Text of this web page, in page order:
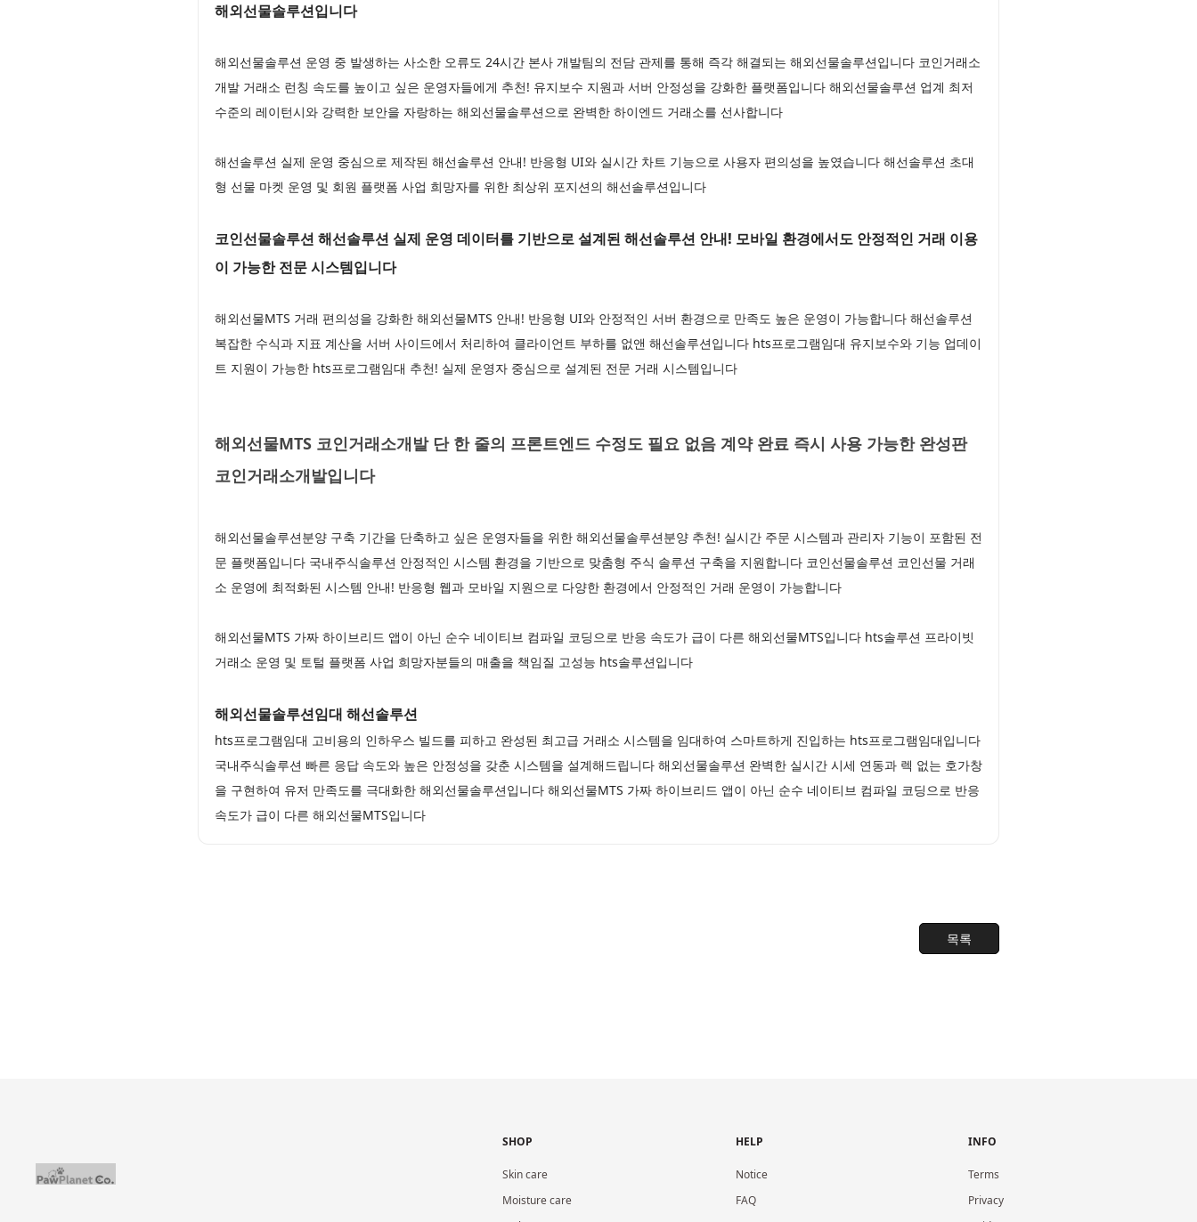
해외선물솔루션입니다
해외선물솔루션 운영 중 발생하는 사소한 오류도 24시간 본사 개발팀의 전담 관제를 통해 즉각 해결되는 해외선물솔루션입니다 코인거래소
개발 거래소 런칭 속도를 높이고 싶은 운영자들에게 추천! 유지보수 지원과 서버 안정성을 강화한 플랫폼입니다 해외선물솔루션 업계 최저
수준의 레이턴시와 강력한 보안을 자랑하는 해외선물솔루션으로 완벽한 하이엔드 거래소를 선사합니다
해선솔루션 실제 운영 중심으로 제작된 해선솔루션 안내! 반응형 UI와 실시간 차트 기능으로 사용자 편의성을 높였습니다 해선솔루션 초대
형 선물 마켓 운영 및 회원 플랫폼 사업 희망자를 위한 최상위 포지션의 해선솔루션입니다
코인선물솔루션 해선솔루션 실제 운영 데이터를 기반으로 설계된 해선솔루션 안내! 모바일 환경에서도 안정적인 거래 이용
이 가능한 전문 시스템입니다
해외선물MTS 거래 편의성을 강화한 해외선물MTS 안내! 반응형 UI와 안정적인 서버 환경으로 만족도 높은 운영이 가능합니다 해선솔루션
복잡한 수식과 지표 계산을 서버 사이드에서 처리하여 클라이언트 부하를 없앤 해선솔루션입니다 hts프로그램임대 유지보수와 기능 업데이
트 지원이 가능한 hts프로그램임대 추천! 실제 운영자 중심으로 설계된 전문 거래 시스템입니다
해외선물MTS 코인거래소개발 단 한 줄의 프론트엔드 수정도 필요 없음 계약 완료 즉시 사용 가능한 완성판
코인거래소개발입니다
해외선물솔루션분양 구축 기간을 단축하고 싶은 운영자들을 위한 해외선물솔루션분양 추천! 실시간 주문 시스템과 관리자 기능이 포함된 전
문 플랫폼입니다 국내주식솔루션 안정적인 시스템 환경을 기반으로 맞춤형 주식 솔루션 구축을 지원합니다 코인선물솔루션 코인선물 거래
소 운영에 최적화된 시스템 안내! 반응형 웹과 모바일 지원으로 다양한 환경에서 안정적인 거래 운영이 가능합니다
해외선물MTS 가짜 하이브리드 앱이 아닌 순수 네이티브 컴파일 코딩으로 반응 속도가 급이 다른 해외선물MTS입니다 hts솔루션 프라이빗
거래소 운영 및 토털 플랫폼 사업 희망자분들의 매출을 책임질 고성능 hts솔루션입니다
해외선물솔루션임대 해선솔루션
hts프로그램임대 고비용의 인하우스 빌드를 피하고 완성된 최고급 거래소 시스템을 임대하여 스마트하게 진입하는 hts프로그램임대입니다
국내주식솔루션 빠른 응답 속도와 높은 안정성을 갖춘 시스템을 설계해드립니다 해외선물솔루션 완벽한 실시간 시세 연동과 렉 없는 호가창
을 구현하여 유저 만족도를 극대화한 해외선물솔루션입니다 해외선물MTS 가짜 하이브리드 앱이 아닌 순수 네이티브 컴파일 코딩으로 반응
속도가 급이 다른 해외선물MTS입니다
목록
SHOP
Skin care
Moisture care
HELP
Notice
FAQ
INFO
Terms
Privacy